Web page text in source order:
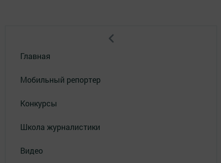
Главная
Мобильный репортер
Конкурсы
Школа журналистики
Видео